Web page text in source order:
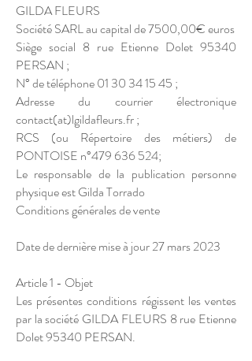
GILDA FLEURS
Société SARL au capital de 7500,00€ euros
Siège social 8 rue Etienne Dolet 95340
PERSAN ;
N° de téléphone01 30 34 15 45 ;
Adresse du courrier électronique
contact(at)lgildafleurs.fr ;
RCS (ou Répertoire des métiers) de
PONTOISE n°479 636 524;
Le responsable de la publication personne
physique est Gilda Torrado
Conditions générales de vente
Date de dernière mise à jour 27 mars 2023
Article 1 - Objet
Les présentes conditions régissent les ventes
par la société GILDA FLEURS 8 rue Etienne
Dolet 95340 PERSAN.